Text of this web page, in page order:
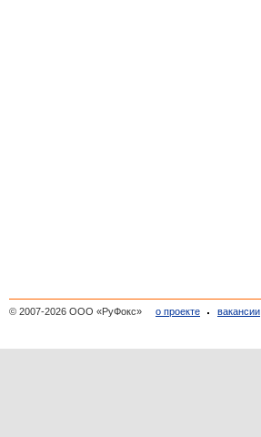
© 2007-2026 ООО «РуФокс» о проекте вакансии